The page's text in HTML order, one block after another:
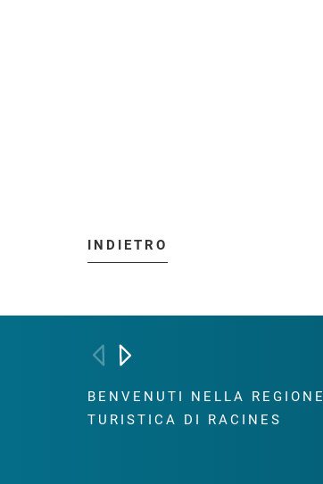
INDIETRO
BENVENUTI NELLA REGIONE
TURISTICA DI RACINES